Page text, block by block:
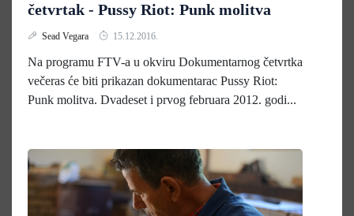
četvrtak - Pussy Riot: Punk molitva
Sead Vegara 15.12.2016.
Na programu FTV-a u okviru Dokumentarnog četvrtka
večeras će biti prikazan dokumentarac Pussy Riot:
Punk molitva. Dvadeset i prvog februara 2012. godi...